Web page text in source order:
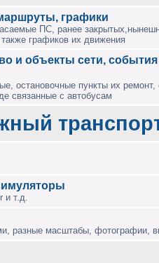
графики
ПС, ранее
графиков их движения
и объекты сети,
остановочные пункты их ремонт,
связанные с автобусам
и т.д.
разные масштабы, фотографии,